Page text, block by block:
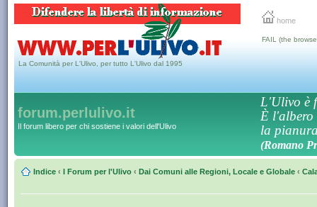
home
La Comunità per L'Ulivo, per tutto L'Ulivo dal 1995
FAIL (the
forum.perlulivo.it
Il forum libero per chi sostiene i valori dell'Ulivo
L'Ulivo è
È l'albero
la
(Romano
Indice ‹ I Forum per l'Ulivo ‹ Dai Comuni alle Regioni, Locale e Globale ‹